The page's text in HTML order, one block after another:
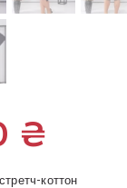
₴
коттон